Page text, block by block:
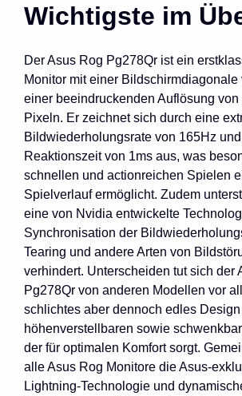
Wichtigste im
Der Asus Rog Pg278Qr ist ein
Monitor mit einer Bildschirmdiagonale
einer beeindruckenden Auflösung
Pixeln. Er zeichnet sich durch eine
Bildwiederholungsrate von 165Hz
Reaktionszeit von 1ms aus, was
schnellen und actionreichen Spielen
Spielverlauf ermöglicht. Zudem
eine von Nvidia entwickelte
Synchronisation der
Tearing und andere Arten von
verhindert. Unterscheiden tut sich der
Pg278Qr von anderen Modellen vor
schlichtes aber dennoch edles
höhenverstellbaren sowie
der für optimalen Komfort sorgt.
alle Asus Rog Monitore die Asus-
Lightning-Technologie und